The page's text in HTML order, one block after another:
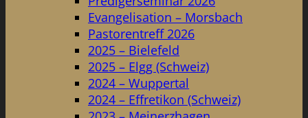
Evangelisation – Morsbach
Pastorentreff 2026
2025 – Bielefeld
2025 – Elgg (Schweiz)
2024 – Wuppertal
2024 – Effretikon (Schweiz)